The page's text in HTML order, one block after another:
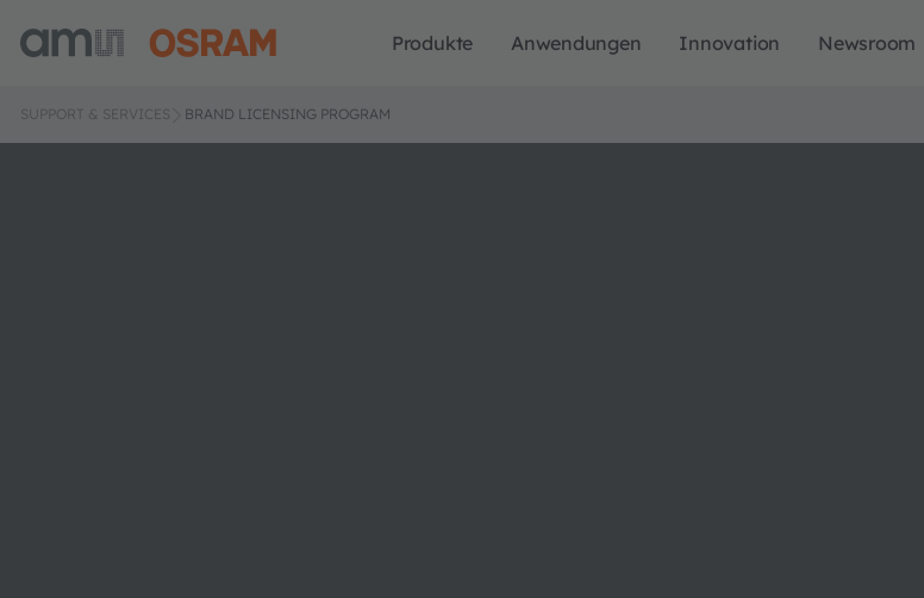
Produkte Anwendungen Innovation Newsroom
SUPPORT & SERVICES BRAND LICENSING PROGRAM